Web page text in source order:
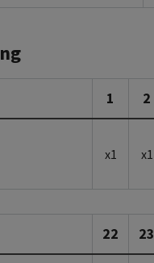
1 2
x1 x1
22 23